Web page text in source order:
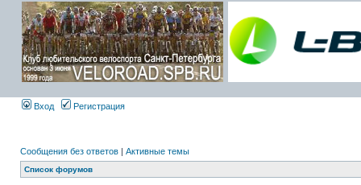
Вход Регистрация
Сообщения без ответов | Активные темы
Список форумов